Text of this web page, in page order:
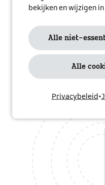
bekijken en wijzigen in
Alle niet-
Alle
Privacybeleid •